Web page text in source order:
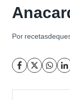
Por